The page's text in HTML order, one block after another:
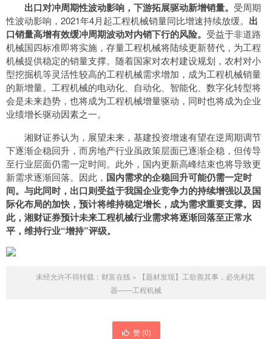
出口对冲周期性波动影响，下游拓展驱动新增销量。 受周期
性波动影响，2021年4月起工程机械销量同比增速持续放缓。 出
口销量高增有效缓冲周期波动对内销下行的风险。 受益于非道路
机械国四标准即将实施，存量工程机械将陆续更新替代，为工程
机械提供稳定的销量支撑。随着国家对农村建设规划，农村对小
型挖掘机等灵活性较高的工程机械需求增加，成为工程机械销量
的新增量。工程机械的电动化、自动化、智能化、数字化转型将
会是未来趋势，也将成为工程机械增量驱动，同时也将成为企业
业绩增长驱动因素之一。
湘财证券认为，展望未来，基建投资增速有望在逆周期调节
下逐渐企稳回升，而房地产行业虽政策层面已逐渐企稳，但传导
至行业层面仍需一定时间。此外，国内更新高峰结束也将导致更
新需求逐渐回落。因此， 国内需求的企稳回升可能仍需一定时
间。与此同时，出口则受益于我国企业竞争力的持续增强以及国
际化布局的加快，预计将维持稳定增长，成为需求重要支撑。因
此，湘财证券预计未来工程机械行业需求将逐渐回落至正常水
平，维持行业“增持”评级。
未经允许不得转载： 财富在线 »
【题材发现】工欲善其事，必先利其
器——工程机械
赞 (0)